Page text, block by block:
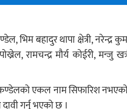
भिम बहादुर थापा क्षेत्री, नरेन्द्र
रामचन्द्र मौर्य कोईरी, मन्जु
एकल नाम सिफारिश नभएको